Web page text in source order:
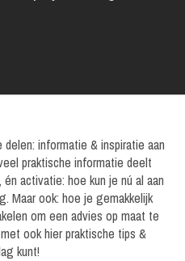
informatie & inspiratie aan
praktische informatie deelt
activatie: hoe kun je nú al aan
Maar ook: hoe je gemakkelijk
om een advies op maat te
ook hier praktische tips &
kunt!